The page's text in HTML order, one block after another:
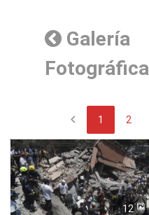
Galería
Fotográfica
chevron_left 1 2
12